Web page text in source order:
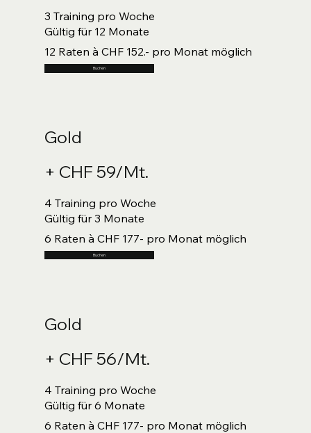
3 Training pro Woche
Gültig für 12 Monate
12 Raten à CHF 152.- pro Monat möglich
Buchen
Gold
4 Training pro Woche
Gültig für 3 Monate
+ CHF 59/Mt.
6 Raten à CHF 177- pro Monat möglich
Buchen
Gold
4 Training pro Woche
Gültig für 6 Monate
+ CHF 56/Mt.
6 Raten à CHF 177- pro Monat möglich